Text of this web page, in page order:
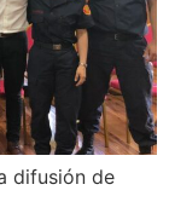
difusión de